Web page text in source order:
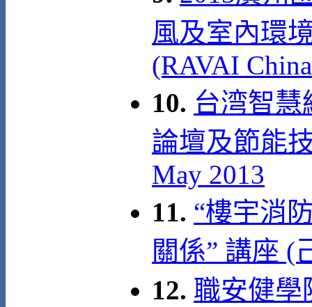
風及室內環
(RAVAI
10. 台湾智
論壇及節能
May 2013
11. “樓宇消
關係” 講座 (
12. 職安健學